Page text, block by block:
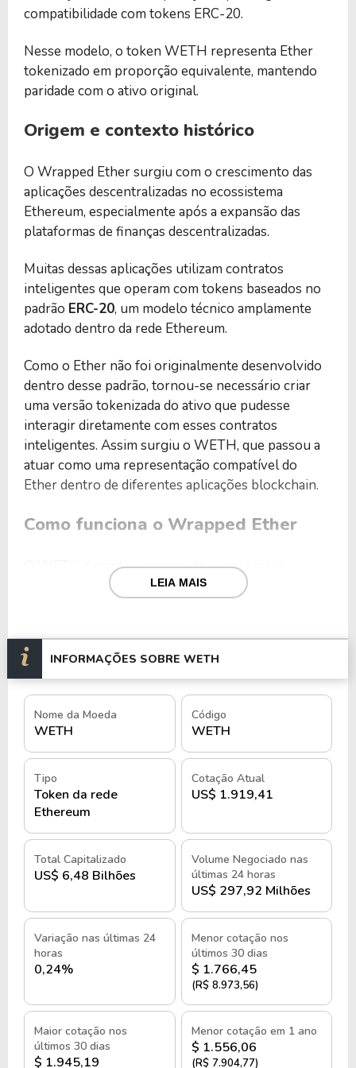
compatibilidade com tokens ERC-20.
Nesse modelo, o token WETH representa Ether
tokenizado em proporção equivalente, mantendo
paridade com o ativo original.
Origem e contexto histórico
O Wrapped Ether surgiu com o crescimento das
aplicações descentralizadas no ecossistema
Ethereum, especialmente após a expansão das
plataformas de finanças descentralizadas.
Muitas dessas aplicações utilizam contratos
inteligentes que operam com tokens baseados no
padrão ERC-20, um modelo técnico amplamente
adotado dentro da rede Ethereum.
Como o Ether não foi originalmente desenvolvido
dentro desse padrão, tornou-se necessário criar
uma versão tokenizada do ativo que pudesse
interagir diretamente com esses contratos
inteligentes. Assim surgiu o WETH, que passou a
atuar como uma representação compatível do
Ether dentro de diferentes aplicações blockchain.
Como funciona o Wrapped Ether
O WETH é criado por meio de um processo
conhecido como
wrapping, no qual Ether é
processo garante que cada token WETH em
circulação seja respaldado por uma quantidade
correspondente de ETH mantida no contrato.
Quando o usuário deseja converter o token
novamente em Ether, o processo inverso ocorre. O
WETH é destruído e o ETH equivalente é liberado.
Esse mecanismo mantém a relação de paridade
entre os dois ativos, permitindo que o WETH
funcione como uma representação tokenizada do
Ether.
Evolução e papel no mercado
financeiro
Com o crescimento do ecossistema de aplicações
descentralizadas, o WETH tornou-se um dos ativos
mais utilizados dentro da rede Ethereum. O token é
amplamente utilizado em exchanges
descentralizadas, protocolos de finanças
descentralizadas, pools de liquidez e outras
LEIA MAIS
INFORMAÇÕES SOBRE WETH
Nome da Moeda
WETH
Código
WETH
Tipo
Token da rede
Ethereum
Cotação Atual
US$ 1.919,41
Total Capitalizado
US$ 6,48 Bilhões
Volume Negociado nas
últimas 24 horas
US$ 297,92 Milhões
Variação nas últimas 24
horas
0,24%
Menor cotação nos
últimos 30 dias
$ 1.766,45
(R$ 8.973,56)
Maior cotação nos
últimos 30 dias
$ 1.945,19
Menor cotação em 1 ano
$ 1.556,06
(R$ 7.904,77)